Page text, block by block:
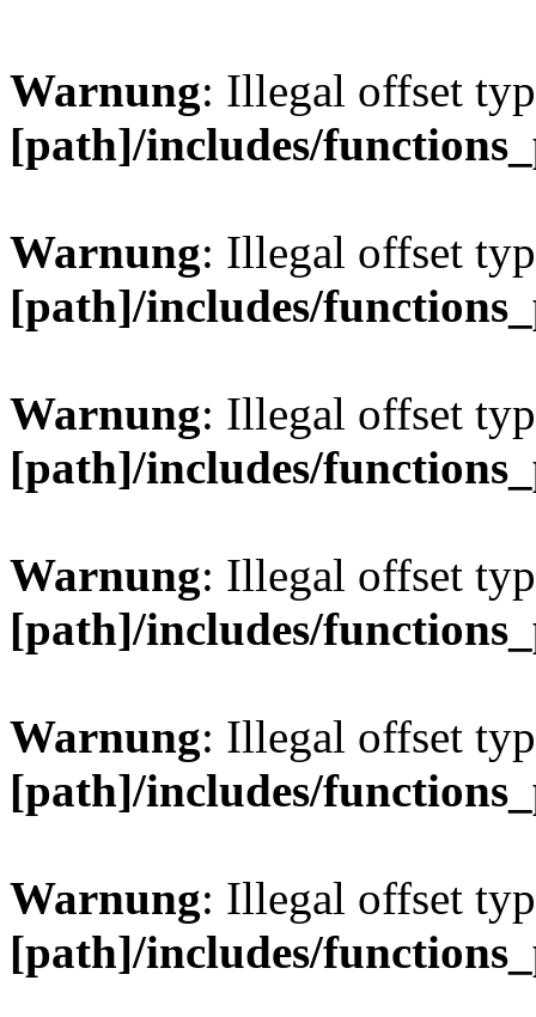
Warnung: Illegal offset
[path]/includes/
Warnung: Illegal offset
[path]/includes/
Warnung: Illegal offset
[path]/includes/
Warnung: Illegal offset
[path]/includes/
Warnung: Illegal offset
[path]/includes/
Warnung: Illegal offset
[path]/includes/